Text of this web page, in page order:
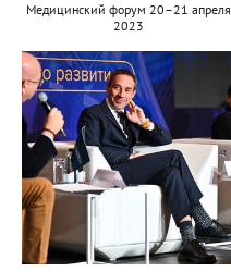
Медицинский форум 20–21 апреля
2023